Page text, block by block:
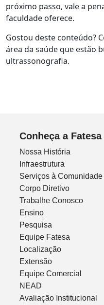
próximo passo, vale a
faculdade oferece.
Gostou deste conteúdo?
área da saúde que estão
ultrassonografia.
Conheça a Fatesa
Nossa História
Infraestrutura
Serviços à Comunidade
Corpo Diretivo
Trabalhe Conosco
Ensino
Pesquisa
Equipe Fatesa
Localização
Extensão
Equipe Comercial
NEAD
Avaliação Institucional